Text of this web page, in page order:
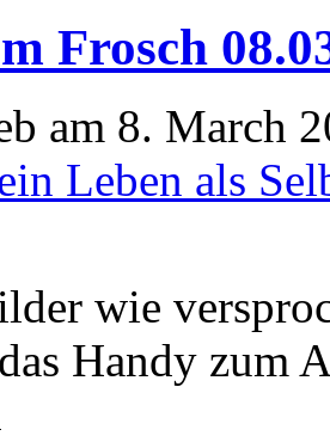
Frosch
am 8. March
Leben als
wie
Handy zum